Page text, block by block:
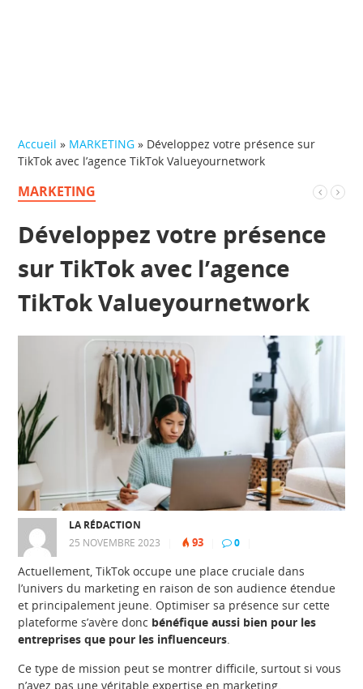
Accueil » MARKETING » Développez votre présence sur
TikTok avec l’agence TikTok Valueyournetwork
MARKETING
Développez votre présence
sur TikTok avec l’agence
TikTok Valueyournetwork
LA RÉDACTION
25 NOVEMBRE 2023
93 0
Actuellement, TikTok occupe une place cruciale dans
l’univers du marketing en raison de son audience étendue
et principalement jeune. Optimiser sa présence sur cette
plateforme s’avère donc bénéfique aussi bien pour les
entreprises que pour les influenceurs.
Ce type de mission peut se montrer difficile, surtout si vous
n’avez pas une véritable expertise en marketing.